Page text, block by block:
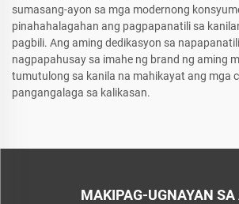
sumasang-ayon sa mga modernong
pinahahalagahan ang pagpapanatili sa
pagbili. Ang aming dedikasyon sa
nagpapahusay sa imahe ng brand ng aming
tumutulong sa kanila na mahikayat ang mga
pangangalaga sa kalikasan.
MAKIPAG-UGNAYAN